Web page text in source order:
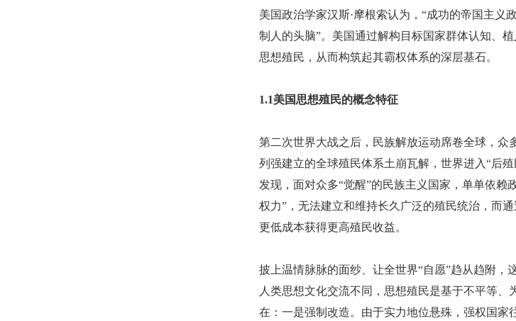
美国政治学家汉斯·摩根索认为，“成功的帝国主义
制人的头脑”。美国通过解构目标国家群体认知、
思想殖民，从而构筑起其霸权体系的深层基石。
1.1美国思想殖民的概念特征
第二次世界大战之后，民族解放运动席卷全球，众
列强建立的全球殖民体系土崩瓦解，世界进入“后
发现，面对众多“觉醒”的民族主义国家，单单依赖
权力”，无法建立和维持长久广泛的殖民统治，而
更低成本获得更高殖民收益。
披上温情脉脉的面纱、让全世界“自愿”趋从趋附，
人类思想文化交流不同，思想殖民是基于不平等、
在：一是强制改造。由于实力地位悬殊，强权国家